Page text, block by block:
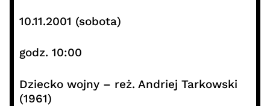
10.11.2001 (sobota)
godz. 10:00
Dziecko wojny – reż. Andriej Tarkowski
(1961)